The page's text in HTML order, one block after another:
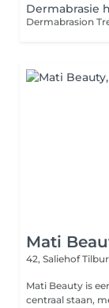
Dermabrasie
Mati
42, Saliehof
Mati Beauty is
centraal staan,